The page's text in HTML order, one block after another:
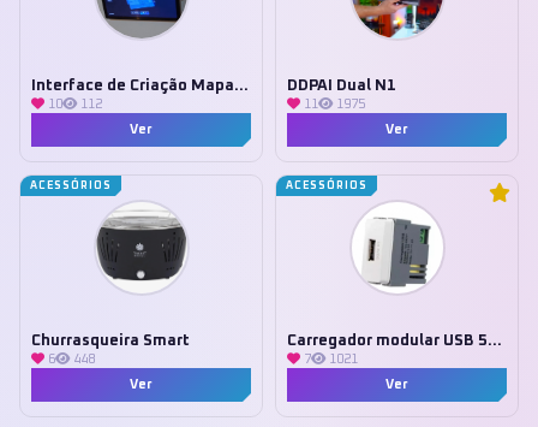
Interface de Criação Mapa 3D Tuya
10
112
Ver
DDPAI Dual N1
11
1975
Ver
ACESSÓRIOS
Churrasqueira Smart
6
448
Ver
ACESSÓRIOS
Carregador modular USB 5V Margirius
7
1021
Ver